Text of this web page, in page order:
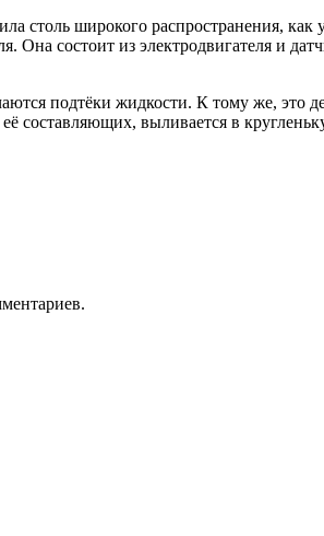
столь широкого распространения,
Она состоит из электродвигателя и
подтёки жидкости. К тому же, это
составляющих, выливается в